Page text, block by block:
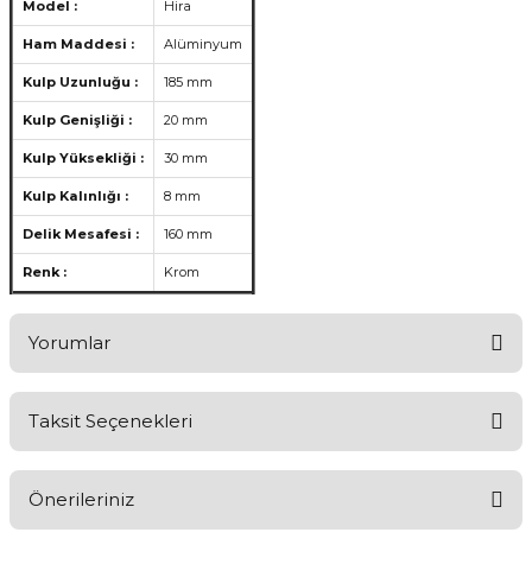
Model : Hira
Ham Maddesi : Alüminyum
Kulp Uzunluğu : 185 mm
Kulp Genişliği : 20 mm
Kulp Yüksekliği : 30 mm
Kulp Kalınlığı : 8 mm
Delik Mesafesi : 160 mm
Renk : Krom
Yorumlar
Ürünü Değerlendir
Taksit Seçenekleri
Önerileriniz